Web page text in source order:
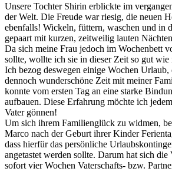
Unsere Tochter Shirin erblickte im
der Welt. Die Freude war riesig, die neuen
ebenfalls! Wickeln, füttern, waschen und in
gepaart mit kurzen, zeitweilig lauten
Da sich meine Frau jedoch im Wochenbett
sollte, wollte ich sie in dieser Zeit so gut wie
Ich bezog deswegen einige Wochen Urlaub,
dennoch wunderschöne Zeit mit meiner
konnte vom ersten Tag an eine starke
aufbauen. Diese Erfahrung möchte ich
Vater gönnen!
Um sich ihrem Familienglück zu widmen,
Marco nach der Geburt ihrer Kinder
dass hierfür das persönliche
angetastet werden sollte. Darum hat sich
sofort vier Wochen Vaterschafts- bzw.